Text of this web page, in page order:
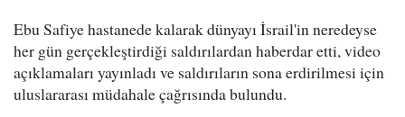
Ebu Safiye hastanede kalarak dünyayı İsrail'in neredeyse
her gün gerçekleştirdiği saldırılardan haberdar etti, video
açıklamaları yayınladı ve saldırıların sona erdirilmesi için
uluslararası müdahale çağrısında bulundu.